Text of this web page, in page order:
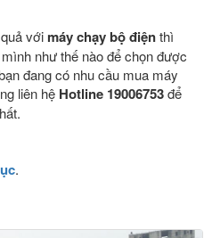
với máy chạy bộ điệnthì
như thế nào để chọn được
đang có nhu cầu mua máy
liên hệ Hotline 19006753để
.